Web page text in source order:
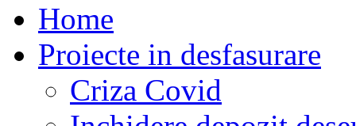
Home
Proiecte in desfasurare
Criza Covid